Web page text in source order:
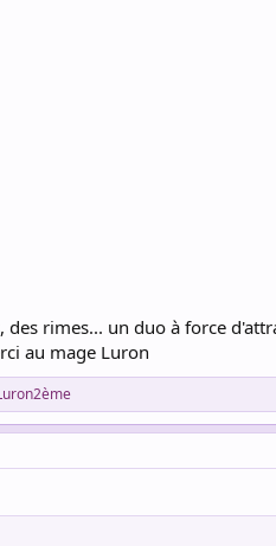
des rimes... un duo à force
au mage Luron